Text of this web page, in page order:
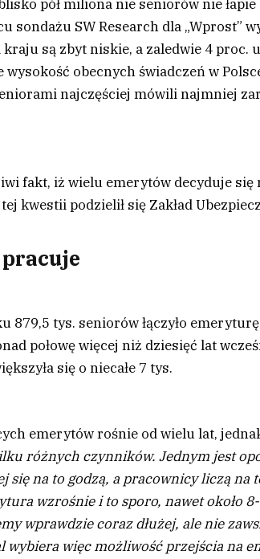
pół miliona nie seniorów nie
SW Research dla „Wprost”
są zbyt niskie, a zaledwie 4 proc.
obecnych świadczeń w
najczęściej mówili najmniej
fakt, iż wielu emerytów decyduje się
kwestii podzielił się Zakład
879,5 tys. seniorów łączyło
połowę więcej niż dziesięć lat
się o niecałe 7 tys.
emerytów rośnie od wielu lat,
różnych czynników. Jednym jest
na to godzą, a pracownicy liczą na
wzrośnie i to sporo, nawet około
wprawdzie coraz dłużej, ale nie
wybiera więc możliwość przejścia na